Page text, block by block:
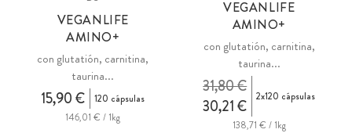
VEGANLIFE
AMINO+
con glutatión, carnitina,
taurina...
15,90 €
120 cápsulas
146,01 € / 1kg
VEGANLIFE
AMINO+
con glutatión, carnitina,
taurina...
30,21 €
31,80 € 2x120 cápsulas
138,71 € / 1kg